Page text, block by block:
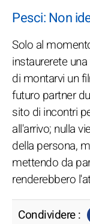
Pesci: Non
Solo al
instaurerete
di montarvi un
futuro partner
sito di incontri
all'arrivo; nulla
della persona,
mettendo da
renderebbero
Condividere :